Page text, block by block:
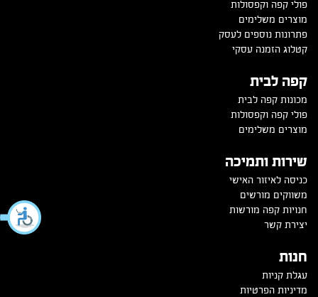
פולי קפה וקפסולות
מוצרים משלימים
פתרונות נוספים לעסק
קטלוג הזמנה עסקי
קפה לבית
מכונות קפה לבית
פולי קפה וקפסולות
מוצרים משלימים
שירות ותמיכה
כניסה לאיזור האישי
משווקים מורשים
חנויות קפה מורשות
יצירת קשר
חנות
עגלת קניות
מדיניות הפרטיות